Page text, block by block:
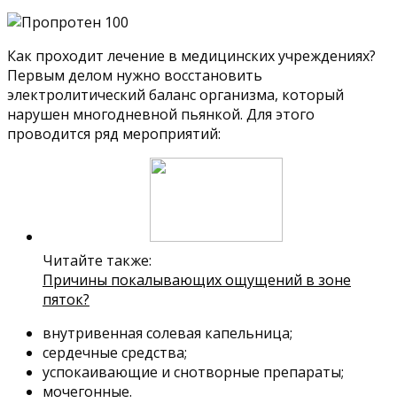
Как проходит лечение в медицинских учреждениях?
Первым делом нужно восстановить
электролитический баланс организма, который
нарушен многодневной пьянкой. Для этого
проводится ряд мероприятий:
Читайте также:
Причины покалывающих ощущений в зоне
пяток?
внутривенная солевая капельница;
сердечные средства;
успокаивающие и снотворные препараты;
мочегонные.